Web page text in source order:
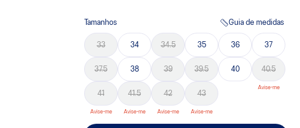
Tamanhos Guia de medidas
33 34 34.5 35 36 37
37.5 38 39 39.5 40 40.5
41 41.5 42 43